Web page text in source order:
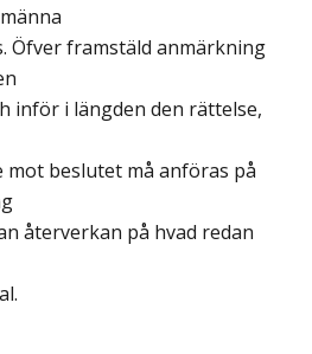
Öfver framstäld anmärkning
inför i längden den rättelse,
mot beslutet må anföras på
återverkan på hvad redan